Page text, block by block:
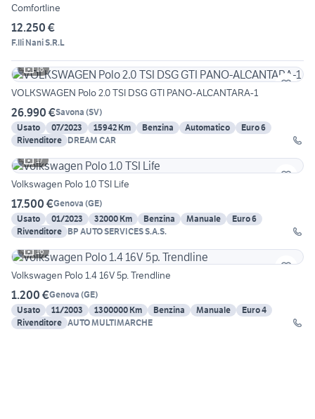
Comfortline
12.250 €
F.lli Nani S.R.L
18
VOLKSWAGEN Polo 2.0 TSI DSG GTI PANO-ALCANTARA-1
26.990 €Savona (SV)
Usato
07/2023 15942 Km Benzina Automatico
Euro 6
Rivenditore DREAM CAR
17
Volkswagen Polo 1.0 TSI Life
17.500 €Genova (GE)
Usato
01/2023 32000 Km Benzina Manuale
Euro 6
Rivenditore BP AUTO SERVICES S.A.S.
16
Volkswagen Polo 1.4 16V 5p. Trendline
1.200 €Genova (GE)
Usato
11/2003 1300000 Km Benzina Manuale
Euro 4
Rivenditore AUTO MULTIMARCHE